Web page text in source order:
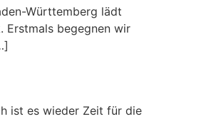
Württemberg lädt
Erstmals begegnen wir
ist es wieder Zeit für die